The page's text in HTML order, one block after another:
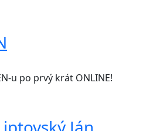
u po prvý krát ONLINE!